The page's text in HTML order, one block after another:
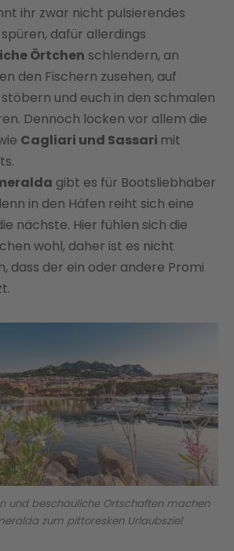
ihr zwar nicht pulsierendes
dafür allerdings
Örtchen schlendern, an
den Fischern zusehen, auf
und euch in den schmalen
Dennoch locken vor allem die
Cagliari und Sassari mit
gibt es für Bootsliebhaber
in den Häfen reiht sich eine
nächste. Hier fühlen sich die
wohl, daher ist es nicht
dass der ein oder andere Promi
und beschauliche Ortschaften machen
zum pittoresken Urlaubsziel